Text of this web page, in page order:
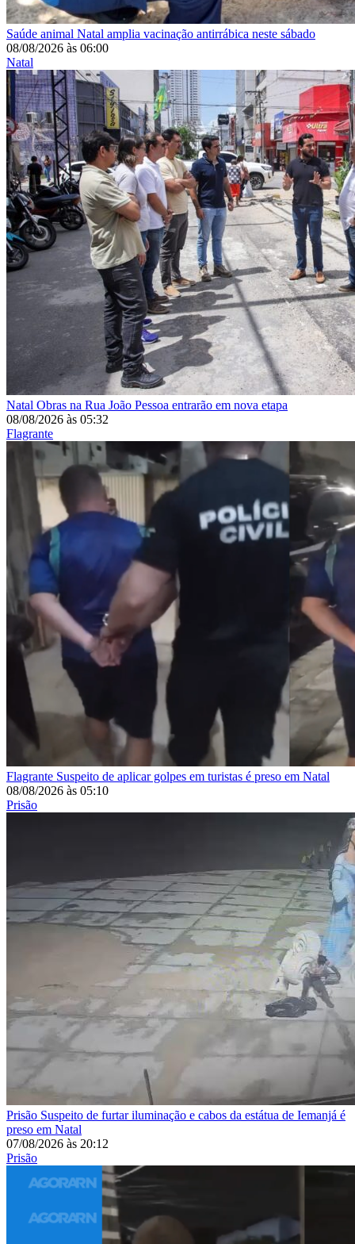
Saúde animal Natal amplia vacinação antirrábica neste sábado
08/08/2026 às 06:00
Natal
Natal Obras na Rua João Pessoa entrarão em nova etapa
08/08/2026 às 05:32
Flagrante
Flagrante Suspeito de aplicar golpes em turistas é preso em Natal
08/08/2026 às 05:10
Prisão
Prisão Suspeito de furtar iluminação e cabos da estátua de Iemanjá é
preso em Natal
07/08/2026 às 20:12
Prisão